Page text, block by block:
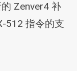
Zenver4 补
512 指令的支